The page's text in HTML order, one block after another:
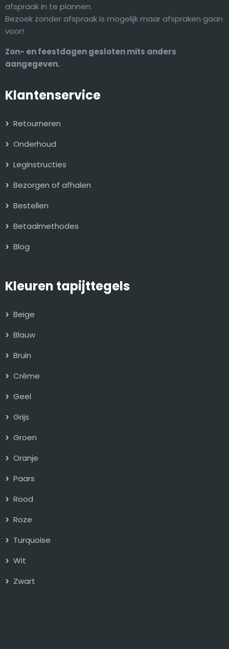
afspraak in te plannen.
Bezoek zonder afspraak is mogelijk maar afspraken gaan
voor!
Zon- en feestdagen gesloten mits anders
aangegeven.
Klantenservice
Retourneren
Onderhoud
Leginstructies
Bezorgen of afhalen
Bestellen
Betaalmethodes
Blog
Kleuren tapijttegels
Beige
Blauw
Bruin
Crème
Geel
Grijs
Groen
Oranje
Paars
Rood
Roze
Turquoise
Wit
Zwart